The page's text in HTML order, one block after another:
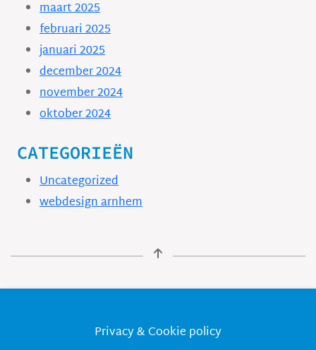
maart 2025
februari 2025
januari 2025
december 2024
november 2024
oktober 2024
CATEGORIEËN
Uncategorized
webdesign arnhem
Privacy & Cookie policy